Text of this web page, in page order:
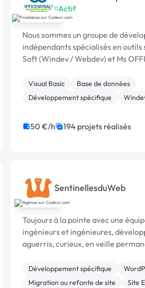
Office
Actif
Nous sommes un groupe de
indépendants spécialisés en outils
Soft (Windev / Webdev) et Ms
centaines applications. Toujours intéressés par de
nouvelles co...
Visual Basic
Base de données
Développement spécifique
50 €/h 194 projets réalisés
SentinellesduWeb
Toujours à la pointe avec une
ingénieurs et ingénieures,
aguerris, curieux, en veille
breton (français!) , senior depuis
Développement spécifique
Migration ou refonte de site
Site